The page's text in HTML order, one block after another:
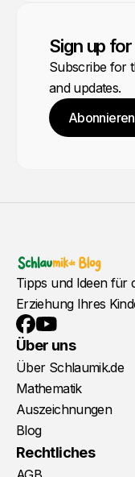
Sign up
Subscribe for
and updates.
Abonnieren
Tipps und Ideen für
Erziehung Ihres
Facebook
YouTube
Über uns
Über Schlaumik.de
Mathematik
Auszeichnungen
Blog
Rechtliches